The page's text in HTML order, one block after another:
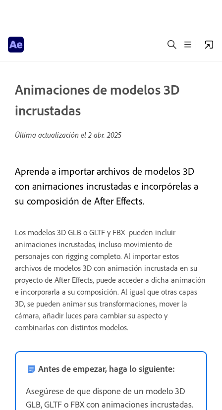
Animaciones de modelos 3D
incrustadas
Última actualización el2 abr. 2025
Aprenda a importar archivos de modelos 3D
con animaciones incrustadas e incorpórelas a
su composición de After Effects.
Los modelos 3D GLB o GLTF y FBX pueden incluir
animaciones incrustadas, incluso movimiento de
personajes con rigging completo. Al importar estos
archivos de modelos 3D con animación incrustada en su
proyecto de After Effects, puede acceder a dicha animación
e incorporarla a su composición. Al igual que otras capas
3D, se pueden animar sus transformaciones, mover la
cámara, añadir luces para cambiar su aspecto y
combinarlas con distintos modelos.
Antes de empezar, haga lo siguiente:
Asegúrese de que dispone de un modelo 3D
GLB, GLTF o FBX con animaciones incrustadas.